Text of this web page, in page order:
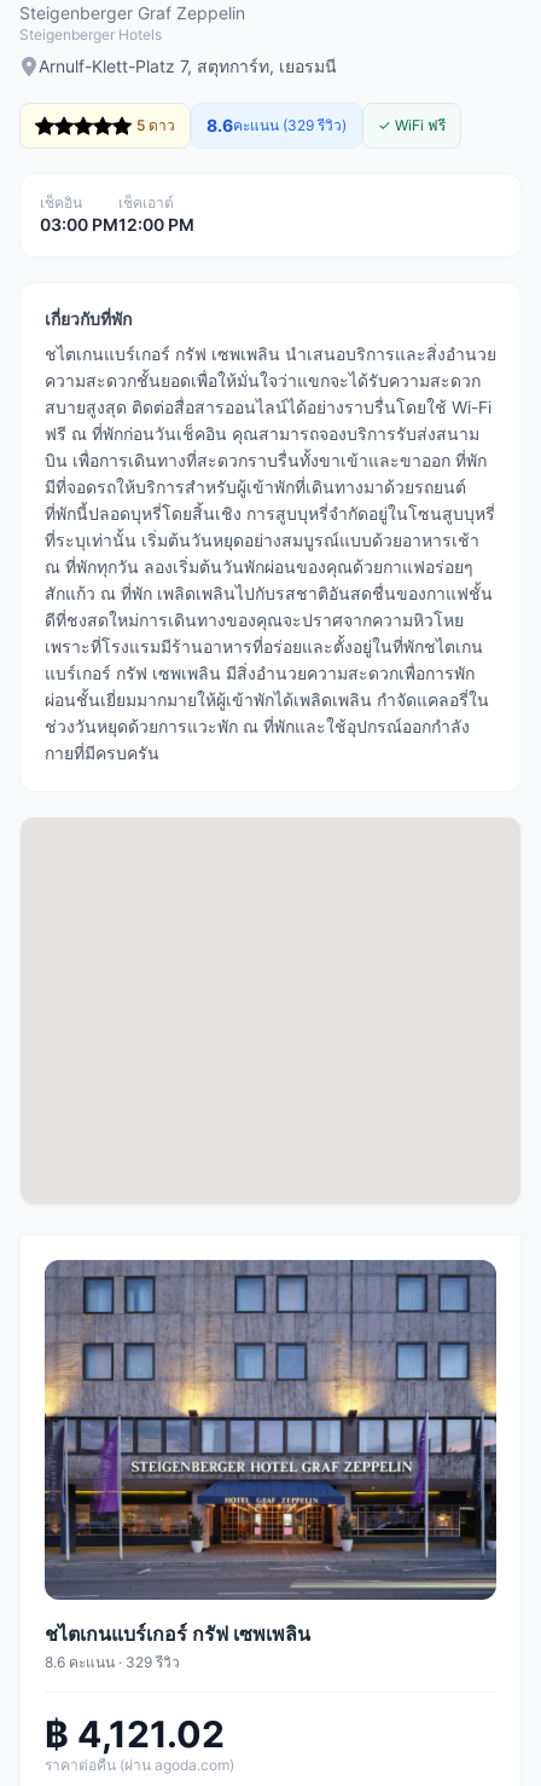
Steigenberger Graf Zeppelin
Steigenberger Hotels
Arnulf-Klett-Platz 7, สตุทการ์ท, เยอรมนี
5 ดาว 8.6คะแนน (329 รีวิว) ✓ WiFi ฟรี
เช็คอิน
03:00 PM
เช็คเอาต์
12:00 PM
เกี่ยวกับที่พัก
ชไตเกนแบร์เกอร์ กรัฟ เซพเพลิน นำเสนอบริการและสิ่งอำนวย
ความสะดวกชั้นยอดเพื่อให้มั่นใจว่าแขกจะได้รับความสะดวก
สบายสูงสุด ติดต่อสื่อสารออนไลน์ได้อย่างราบรื่นโดยใช้ Wi-Fi
ฟรี ณ ที่พักก่อนวันเช็คอิน คุณสามารถจองบริการรับส่งสนาม
บิน เพื่อการเดินทางที่สะดวกราบรื่นทั้งขาเข้าและขาออก ที่พัก
มีที่จอดรถให้บริการสำหรับผู้เข้าพักที่เดินทางมาด้วยรถยนต์
ที่พักนี้ปลอดบุหรี่โดยสิ้นเชิง การสูบบุหรี่จำกัดอยู่ในโซนสูบบุหรี่
ที่ระบุเท่านั้น เริ่มต้นวันหยุดอย่างสมบูรณ์แบบด้วยอาหารเช้า
ณ ที่พักทุกวัน ลองเริ่มต้นวันพักผ่อนของคุณด้วยกาแฟอร่อยๆ
สักแก้ว ณ ที่พัก เพลิดเพลินไปกับรสชาติอันสดชื่นของกาแฟชั้น
ดีที่ชงสดใหม่การเดินทางของคุณจะปราศจากความหิวโหย
เพราะที่โรงแรมมีร้านอาหารที่อร่อยและตั้งอยู่ในที่พักชไตเกน
แบร์เกอร์ กรัฟ เซพเพลิน มีสิ่งอำนวยความสะดวกเพื่อการพัก
ผ่อนชั้นเยี่ยมมากมายให้ผู้เข้าพักได้เพลิดเพลิน กำจัดแคลอรี่ใน
ช่วงวันหยุดด้วยการแวะพัก ณ ที่พักและใช้อุปกรณ์ออกกำลัง
กายที่มีครบครัน
ชไตเกนแบร์เกอร์ กรัฟ เซพเพลิน
8.6 คะแนน · 329 รีวิว
฿ 4,121.02
ราคาต่อคืน (ผ่าน agoda.com)